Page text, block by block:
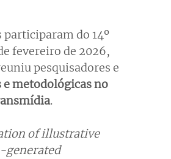
participaram do 14º
fevereiro de 2026,
pesquisadores e
e metodológicas no
.
of illustrative
generated